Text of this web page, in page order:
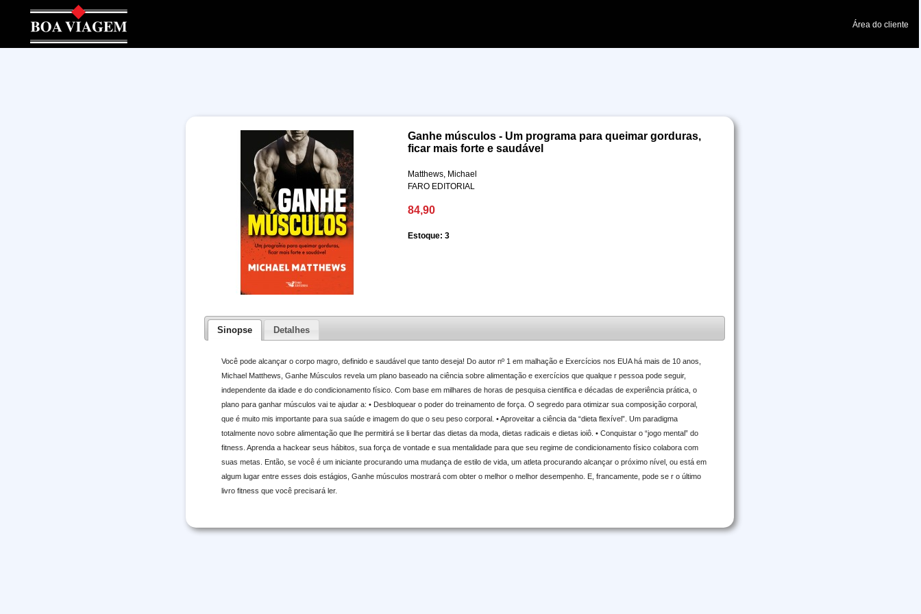
Área do cliente
Ganhe músculos - Um programa para queimar gorduras,
ficar mais forte e saudável
Matthews, Michael
FARO EDITORIAL
84,90
Estoque: 3
Sinopse Detalhes
Você pode alcançar o corpo magro, definido e saudável que tanto deseja! Do autor nº 1 em malhação e Exercícios nos EUA há mais de 10 anos,
Michael Matthews, Ganhe Músculos revela um plano baseado na ciência sobre alimentação e exercícios que qualque r pessoa pode seguir,
independente da idade e do condicionamento físico. Com base em milhares de horas de pesquisa cientifica e décadas de experiência prática, o
plano para ganhar músculos vai te ajudar a: • Desbloquear o poder do treinamento de força. O segredo para otimizar sua composição corporal,
que é muito mis importante para sua saúde e imagem do que o seu peso corporal. • Aproveitar a ciência da “dieta flexível”. Um paradigma
totalmente novo sobre alimentação que lhe permitirá se li bertar das dietas da moda, dietas radicais e dietas ioiô. • Conquistar o “jogo mental” do
fitness. Aprenda a hackear seus hábitos, sua força de vontade e sua mentalidade para que seu regime de condicionamento físico colabora com
suas metas. Então, se você é um iniciante procurando uma mudança de estilo de vida, um atleta procurando alcançar o próximo nível, ou está em
algum lugar entre esses dois estágios, Ganhe músculos mostrará com obter o melhor o melhor desempenho. E, francamente, pode se r o último
livro fitness que você precisará ler.